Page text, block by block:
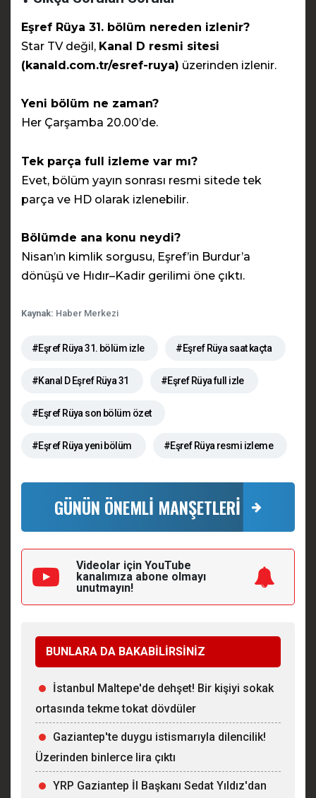
Eşref Rüya 31. bölüm nereden izlenir?
Star TV değil, Kanal D resmi sitesi
(kanald.com.tr/esref-ruya) üzerinden izlenir.
Yeni bölüm ne zaman?
Her Çarşamba 20.00’de.
Tek parça full izleme var mı?
Evet, bölüm yayın sonrası resmi sitede tek
parça ve HD olarak izlenebilir.
Bölümde ana konu neydi?
Nisan’ın kimlik sorgusu, Eşref’in Burdur’a
dönüşü ve Hıdır–Kadir gerilimi öne çıktı.
Kaynak: Haber Merkezi
#Eşref Rüya 31. bölüm izle #Eşref Rüya saat kaçta
#Kanal D Eşref Rüya 31 #Eşref Rüya full izle
#Eşref Rüya son bölüm özet
#Eşref Rüya yeni bölüm #Eşref Rüya resmi izleme
GÜNÜN ÖNEMLİ MANŞETLERİ
Videolar için YouTube
kanalımıza abone olmayı
unutmayın!
BUNLARA DA BAKABİLİRSİNİZ
İstanbul Maltepe'de dehşet! Bir kişiyi sokak
ortasında tekme tokat dövdüler
Gaziantep'te duygu istismarıyla dilencilik!
Üzerinden binlerce lira çıktı
YRP Gaziantep İl Başkanı Sedat Yıldız'dan